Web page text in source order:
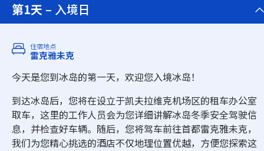
第1天 – 入境日
住宿地点
雷克雅未克
今天是您到冰岛的第一天，欢迎您入境冰岛！
到达冰岛后，您将在设立于凯夫拉维克机场区的租车办公室
取车，这里的工作人员会为您详细讲解冰岛冬季安全驾驶信
息，并检查好车辆。随后，您将驾车前往首都雷克雅未克，
我们为您精心挑选的酒店不仅地理位置优越，方便您探索这